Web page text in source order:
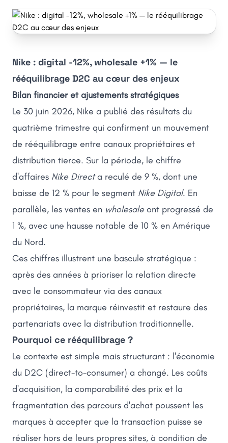
Nike : digital -12%, wholesale +1% — le
rééquilibrage D2C au cœur des enjeux
Bilan financier et ajustements stratégiques
Le 30 juin 2026, Nike a publié des résultats du
quatrième trimestre qui confirment un mouvement
de rééquilibrage entre canaux propriétaires et
distribution tierce. Sur la période, le chiffre
d'affaires Nike Directa reculé de 9 %, dont une
baisse de 12 % pour le segment Nike Digital. En
parallèle, les ventes en wholesaleont progressé de
1 %, avec une hausse notable de 10 % en Amérique
du Nord.
Ces chiffres illustrent une bascule stratégique :
après des années à prioriser la relation directe
avec le consommateur via des canaux
propriétaires, la marque réinvestit et restaure des
partenariats avec la distribution traditionnelle.
Pourquoi ce rééquilibrage ?
Le contexte est simple mais structurant : l'économie
du D2C (direct-to-consumer) a changé. Les coûts
d'acquisition, la comparabilité des prix et la
fragmentation des parcours d'achat poussent les
marques à accepter que la transaction puisse se
réaliser hors de leurs propres sites, à condition de